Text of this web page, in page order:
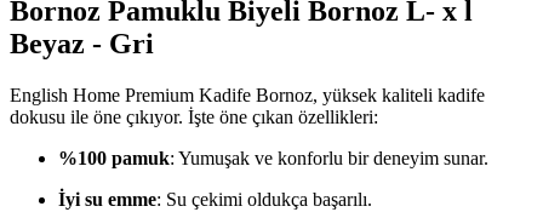
Bornoz Pamuklu Biyeli Bornoz L- x l
Beyaz - Gri
English Home Premium Kadife Bornoz, yüksek kaliteli kadife
dokusu ile öne çıkıyor. İşte öne çıkan özellikleri:
%100 pamuk: Yumuşak ve konforlu bir deneyim sunar.
İyi su emme: Su çekimi oldukça başarılı.